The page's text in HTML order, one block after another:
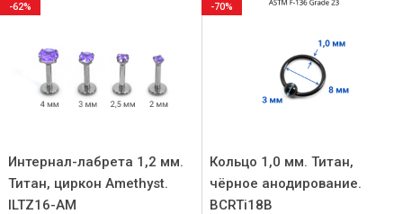
Интернал-лабрета 1,2 мм.
Титан, циркон Amethyst.
ILTZ16-AM
-62%
Кольцо 1,0 мм. Титан,
чёрное анодирование.
BCRTi18B
-70%